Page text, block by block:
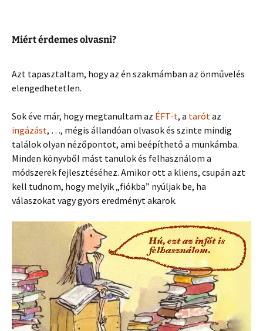
Miért érdemes olvasni?
Azt tapasztaltam, hogy az én szakmámban az önművelés
elengedhetetlen.
Sok éve már, hogy megtanultam az ÉFT-t, a tarótaz
ingázást, …, mégis állandóan olvasok és szinte mindig
találok olyan nézőpontot, ami beépíthető a munkámba.
Minden könyvből mást tanulok és felhasználom a
módszerek fejlesztéséhez. Amikor ott a kliens, csupán azt
kell tudnom, hogy melyik „fiókba” nyúljak be, ha
válaszokat vagy gyors eredményt akarok.